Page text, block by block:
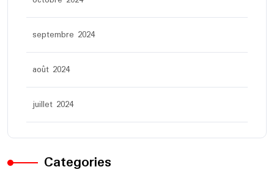
septembre 2024
août 2024
juillet 2024
Categories